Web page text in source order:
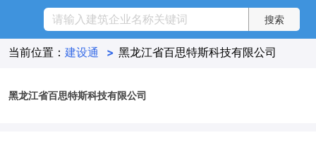
当前位置： 建设通 > 黑龙江省百思特斯科技有限公司
黑龙江省百思特斯科技有限公司